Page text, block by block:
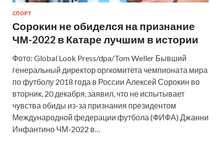
СПОРТ
Сорокин не обиделся на признание
ЧМ-2022 в Катаре лучшим в истории
Фото: Global Look Press/dpa/Tom Weller Бывший
генеральный директор оргкомитета чемпионата мира
по футболу 2018 года в России Алексей Сорокин во
вторник, 20 декабря, заявил, что не испытывает
чувства обиды из-за признания президентом
Международной федерации футбола (ФИФА) Джанни
Инфантино ЧМ-2022 в…